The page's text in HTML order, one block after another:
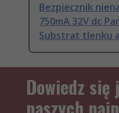
Bezpiecznik
750mA 32V dc
Substrat tlenku
Dowiedz